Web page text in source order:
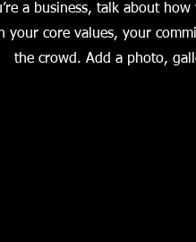
a business, talk about
your core values, your
the crowd. Add a photo,